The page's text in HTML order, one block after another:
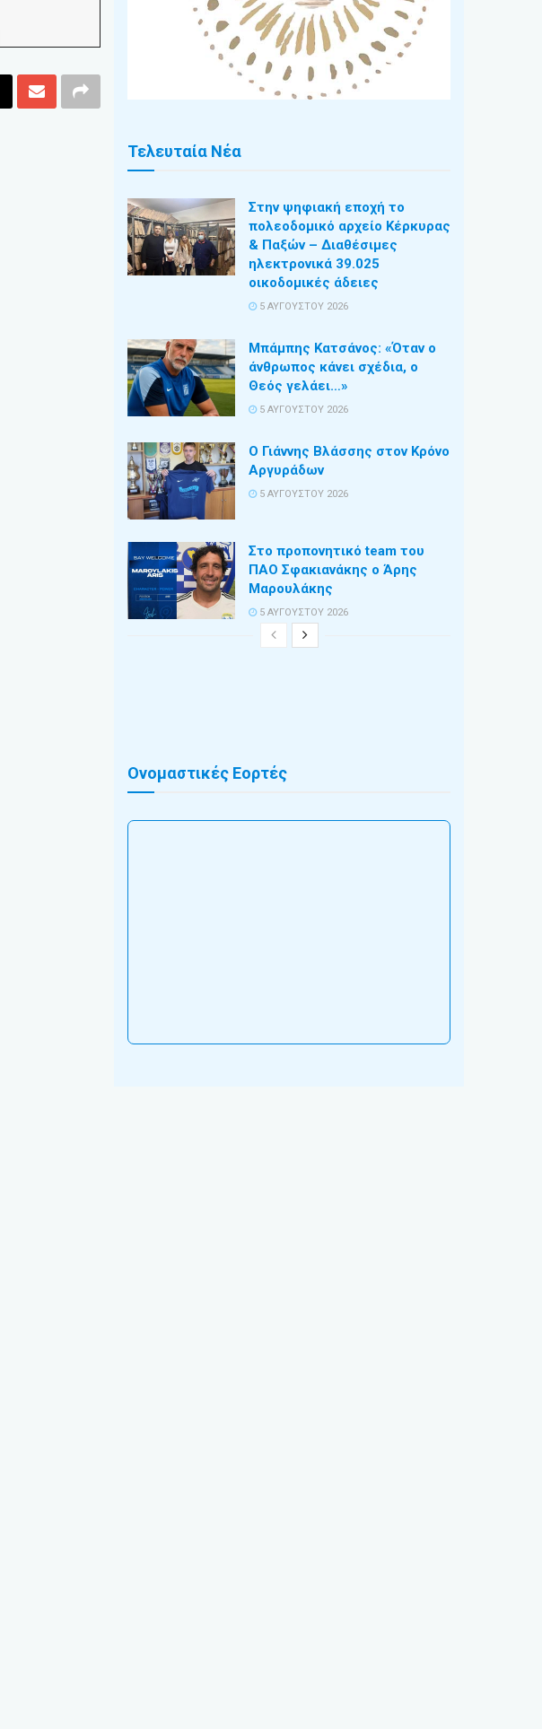
Τελευταία Νέα
Στην ψηφιακή εποχή το
πολεοδομικό αρχείο Κέρκυρας
& Παξών – Διαθέσιμες
ηλεκτρονικά 39.025
οικοδομικές άδειες
5 ΑΥΓΟΎΣΤΟΥ 2026
Μπάμπης Κατσάνος: «Όταν ο
άνθρωπος κάνει σχέδια, ο
Θεός γελάει…»
5 ΑΥΓΟΎΣΤΟΥ 2026
Ο Γιάννης Βλάσσης στον Κρόνο
Αργυράδων
5 ΑΥΓΟΎΣΤΟΥ 2026
Στο προπονητικό team του
ΠΑΟ Σφακιανάκης ο Άρης
Μαρουλάκης
5 ΑΥΓΟΎΣΤΟΥ 2026
Ονομαστικές Εορτές